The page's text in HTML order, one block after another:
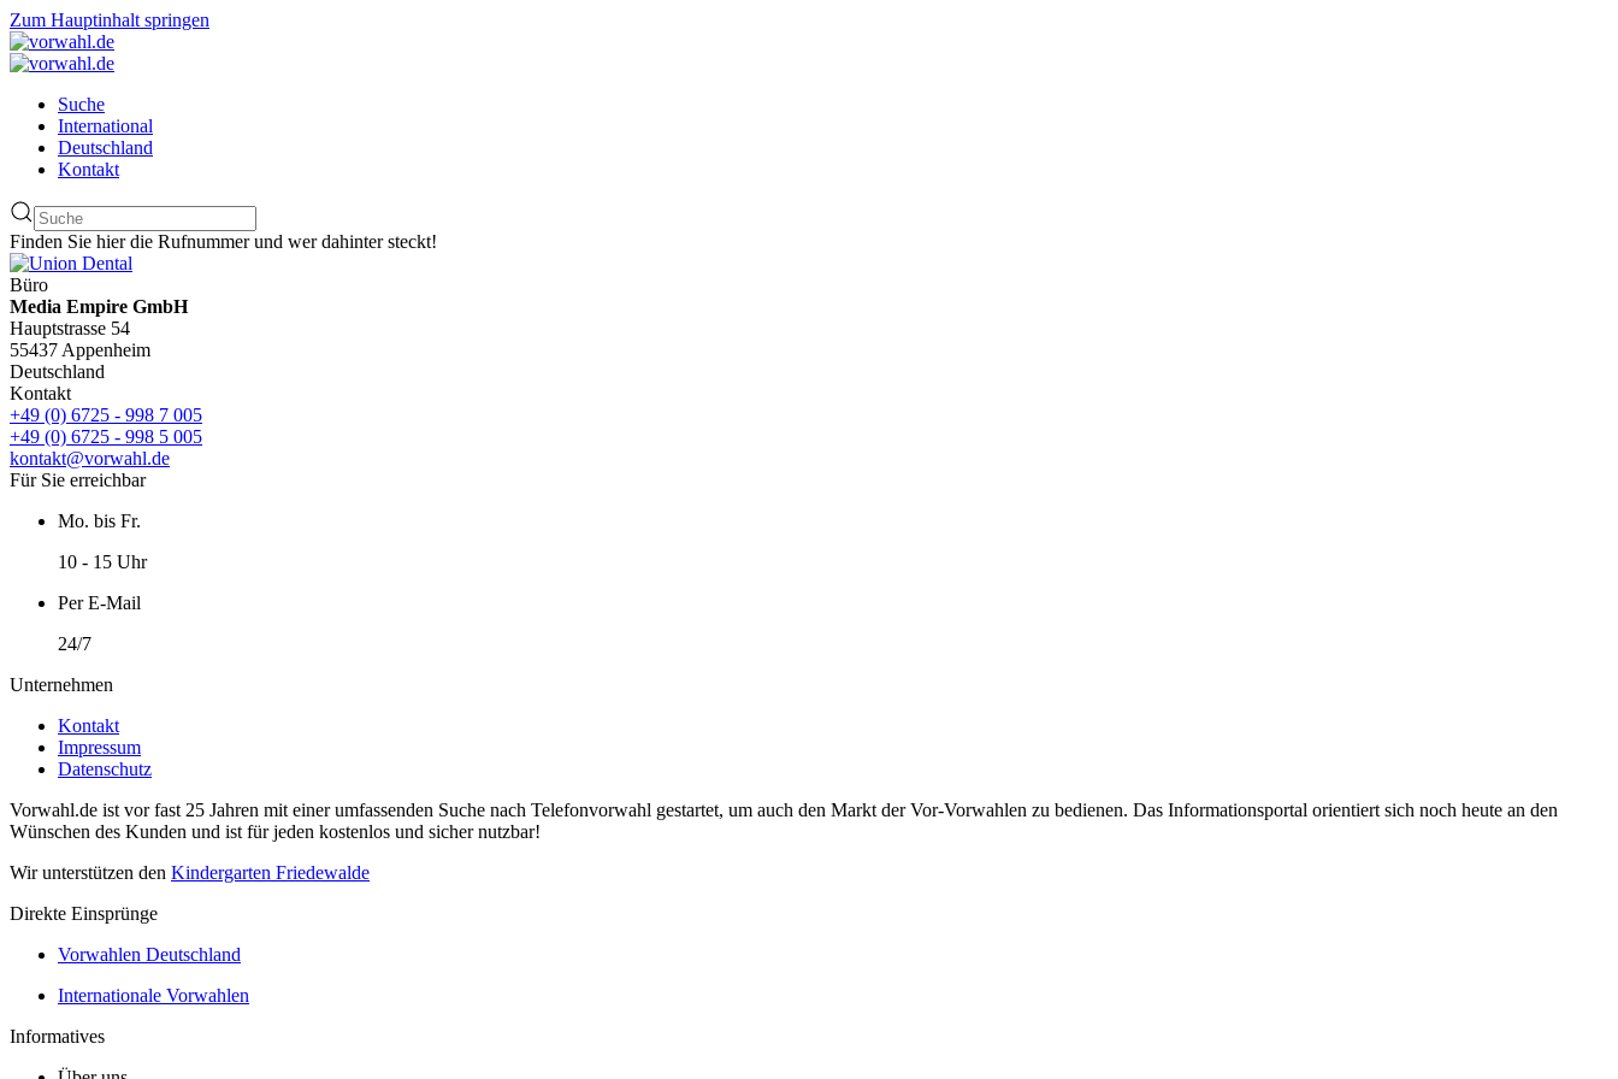
Zum Hauptinhalt springen
Suche
International
Deutschland
Kontakt
Finden Sie hier die Rufnummer und wer dahinter steckt!
Büro
Media Empire GmbH
Hauptstrasse 54
55437 Appenheim
Deutschland
Kontakt
+49 (0) 6725 - 998 7 005
+49 (0) 6725 - 998 5 005
kontakt@vorwahl.de
Für Sie erreichbar
Mo. bis Fr.
10 - 15 Uhr
Per E-Mail
24/7
Unternehmen
Kontakt
Impressum
Datenschutz
Vorwahl.de ist vor fast 25 Jahren mit einer umfassenden Suche nach Telefonvorwahl gestartet, um auch den Markt der Vor-Vorwahlen zu bedienen. Das Informationsportal orientiert sich noch heute an den
Wünschen des Kunden und ist für jeden kostenlos und sicher nutzbar!
Wir unterstützen den Kindergarten Friedewalde
Direkte Einsprünge
Vorwahlen Deutschland
Internationale Vorwahlen
Informatives